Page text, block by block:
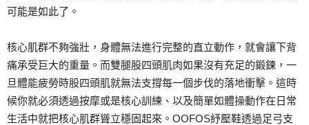
可能是如此了。
核心肌群不夠強壯，身體無法進行完整的直立動作，就會讓下背
痛承受巨大的重量。而雙腿股四頭肌肉如果沒有充足的鍛鍊，一
旦體能疲勞時股四頭肌就無法支撐每一個步伐的落地衝擊。這時
候你就必須透過按摩或是核心訓練、以及簡單如體操動作在日常
生活中就把核心肌群聳立穩固起來。OOFOS紓壓鞋透過足弓支